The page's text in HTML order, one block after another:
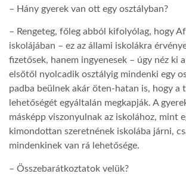
– Hány gyerek van ott egy osztályban?
– Rengeteg, főleg abból kifolyólag, hogy
iskolájában – ez az állami iskolákra
fizetősek, hanem ingyenesek – úgy néz ki
elsőtől nyolcadik osztályig mindenki egy
padba beülnek akár öten-hatan is, hogy a
lehetőségét egyáltalán megkapják. A
másképp viszonyulnak az iskolához, mint
kimondottan szeretnének iskolába járni,
mindenkinek van rá lehetősége.
– Összebarátkoztatok velük?